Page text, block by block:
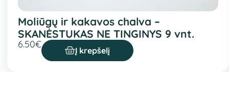
Moliūgų ir kakavos chalva –
SKANĖSTUKAS NE TINGINYS 9 vnt.
6.50€
Į krepšelį